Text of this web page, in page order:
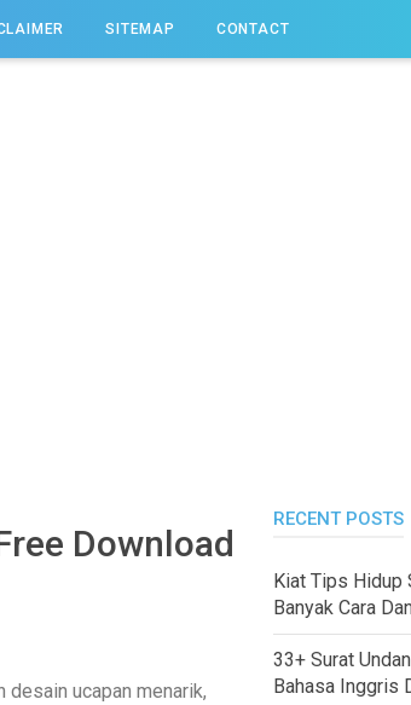
SITEMAP CONTACT
Download
desain ucapan menarik,
RECENT POSTS
Kiat Tips Hidup
Banyak Cara
33+ Surat
Bahasa Inggris